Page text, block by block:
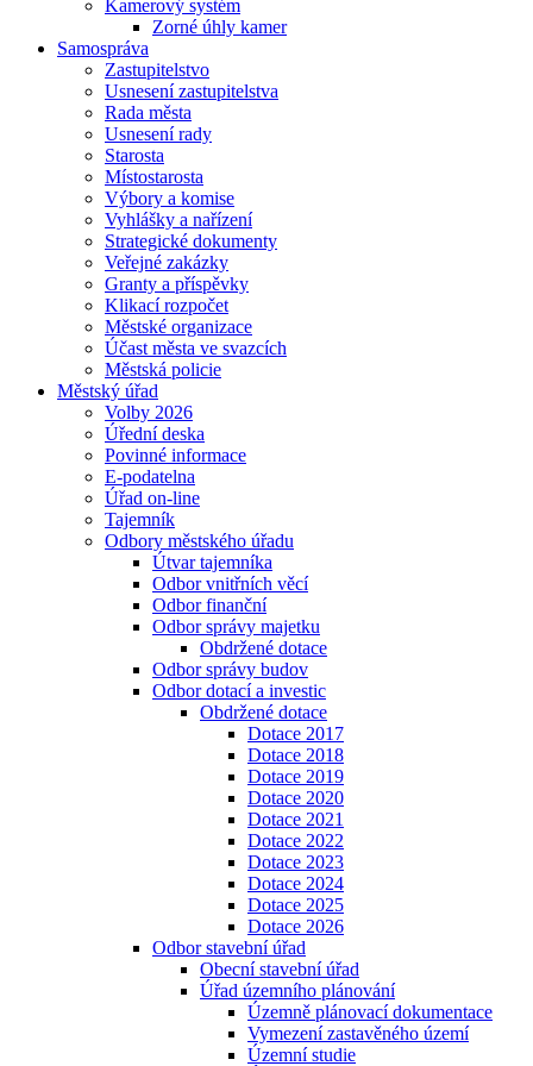
Kamerový systém
Zorné úhly kamer
Samospráva
Zastupitelstvo
Usnesení zastupitelstva
Rada města
Usnesení rady
Starosta
Místostarosta
Výbory a komise
Vyhlášky a nařízení
Strategické dokumenty
Veřejné zakázky
Granty a příspěvky
Klikací rozpočet
Městské organizace
Účast města ve svazcích
Městská policie
Městský úřad
Volby 2026
Úřední deska
Povinné informace
E-podatelna
Úřad on-line
Tajemník
Odbory městského úřadu
Útvar tajemníka
Odbor vnitřních věcí
Odbor finanční
Odbor správy majetku
Obdržené dotace
Odbor správy budov
Odbor dotací a investic
Obdržené dotace
Dotace 2017
Dotace 2018
Dotace 2019
Dotace 2020
Dotace 2021
Dotace 2022
Dotace 2023
Dotace 2024
Dotace 2025
Dotace 2026
Odbor stavební úřad
Obecní stavební úřad
Úřad územního plánování
Územně plánovací dokumentace
Vymezení zastavěného území
Územní studie